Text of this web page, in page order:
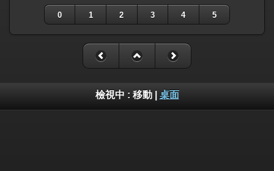
0 1 2 3 4 5
檢視中 : 移動| 桌面